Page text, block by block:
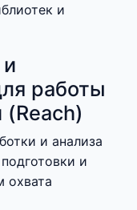
и
работы
(Reach)
и анализа
и
охвата